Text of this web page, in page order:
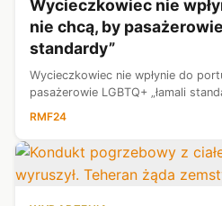
Wycieczkowiec nie
nie chcą, by pasażerowie
standardy”
Wycieczkowiec nie wpłynie do
pasażerowie LGBTQ+ „łamali
RMF24